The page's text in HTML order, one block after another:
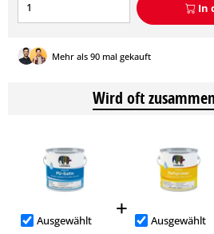
In
Mehr als 90 mal gekauft
Wird oft
Ausgewählt
Ausgewählt